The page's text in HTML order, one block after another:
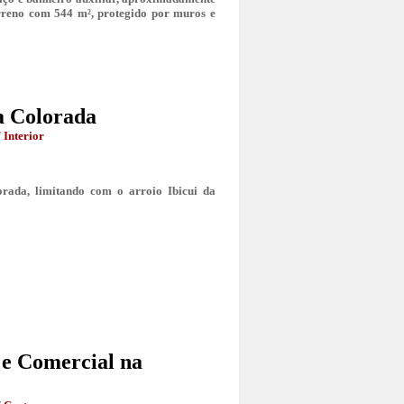
com 544 m², protegido por muros e
Colorada
Interior
limitando com o arroio Ibicui da
Comercial na